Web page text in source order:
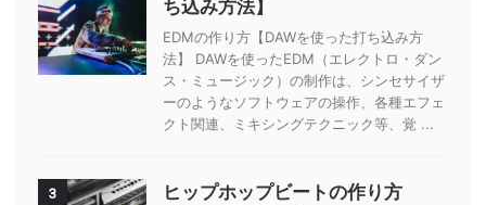
ち込み方法】
EDMの作り方【DAWを使った打ち込み方
法】 DAWを使ったEDM（エレクトロ・ダン
ス・ミュージック）の制作は、シンセサイザ
ーのようなソフトウェアの操作、各種エフェ
クト関連、ミキシングテクニック等、覚 ...
3
ヒップホップビートの作り方